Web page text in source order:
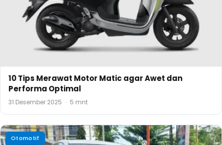
10 Tips Merawat Motor Matic agar Awet dan
Performa Optimal
31 Desember 2025 · 5 mnt
Otomotif